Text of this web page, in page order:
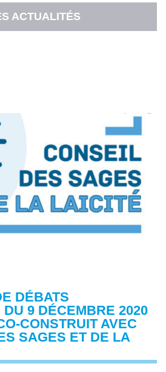
ACTUALITÉS
DÉBATS
DU 9 DÉCEMBRE 2020
CONSTRUIT AVEC
SAGES ET DE LA